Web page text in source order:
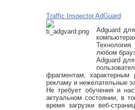
Traffic Inspector AdGuard
Adguard
любом
Adguard
фрагментам, характерным
рекламу и нежелательные
Не требует обучения и
актуальном состоянии, в
время загрузки веб-